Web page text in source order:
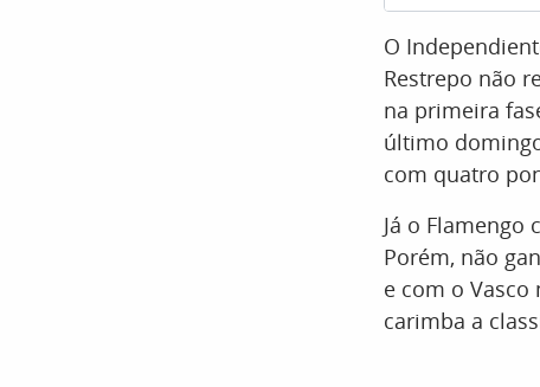
O
Restrepo não
na primeira
último
com quatro
Já o
Porém, não
e com o
carimba a